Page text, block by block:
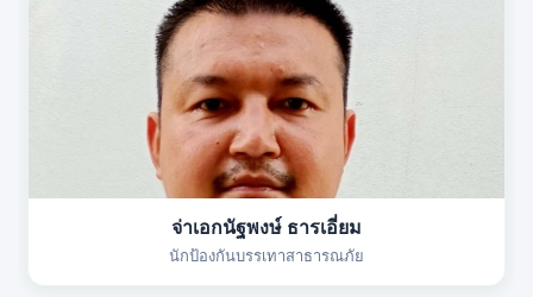
จ่าเอกนัฐพงษ์ ธารเอี่ยม
นักป้องกันบรรเทาสาธารณภัย